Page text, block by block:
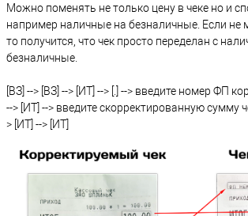
Можно поменять не только цену в чеке но и
например наличные на безналичные. Если не
то получится, что чек просто переделан с
безналичные.
[ВЗ] --> [ВЗ] --> [ИТ] --> [.] --> введите номер ФП
--> [ИТ] --> введите скорректированную сумму
> [ИТ] --> [ИТ]